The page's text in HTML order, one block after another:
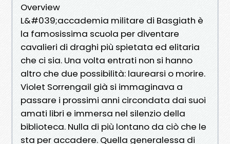
Overview
L&#039;accademia militare di Basgiath è
la famosissima scuola per diventare
cavalieri di draghi più spietata ed elitaria
che ci sia. Una volta entrati non si hanno
altro che due possibilità: laurearsi o morire.
Violet Sorrengail già si immaginava a
passare i prossimi anni circondata dai suoi
amati libri e immersa nel silenzio della
biblioteca. Nulla di più lontano da ciò che le
sta per accadere. Quella generalessa di